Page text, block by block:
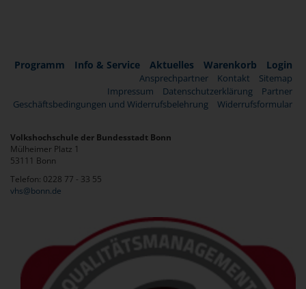
Programm Info & Service Aktuelles Warenkorb Login
Ansprechpartner Kontakt
Sitemap
Impressum
Datenschutzerklärung
Partner
Geschäftsbedingungen und Widerrufsbelehrung
Widerrufsformular
Volkshochschule der Bundesstadt Bonn
Mülheimer Platz 1
53111 Bonn
Telefon: 0228 77 - 33 55
vhs@bonn.de